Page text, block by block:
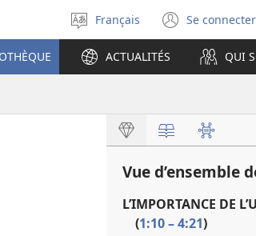
Sélectionner
la
langue
Français Se connecter
(ouvre
une
nouvelle
fenêtre)
ACTUALITÉS QUI
Vue d’ensemble
L’IMPORTANCE DE
(1:10 – 4:21)